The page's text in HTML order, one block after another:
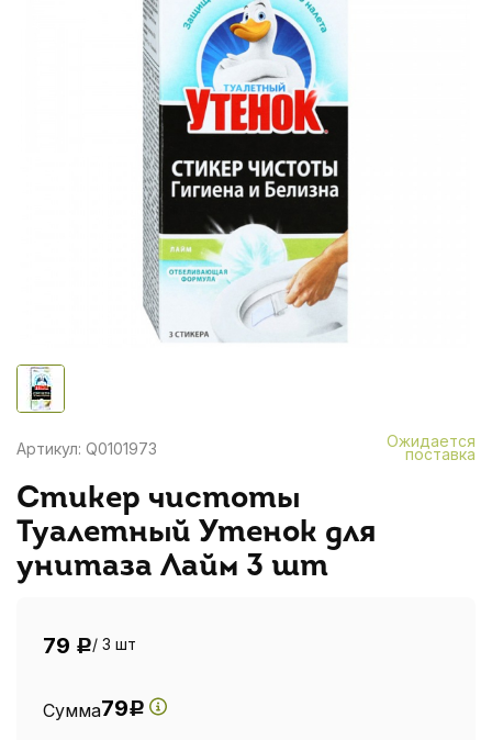
Артикул: Q0101973 Ожидается
поставка
Стикер чистоты
Туалетный Утенок для
унитаза Лайм 3 шт
79 Р/ 3 шт
Сумма79Р